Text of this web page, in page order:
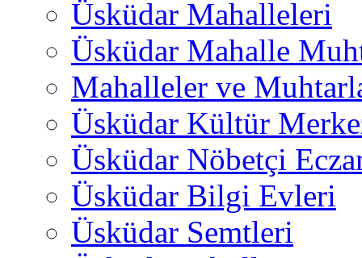
Üsküdar Mahalleleri
Üsküdar Mahalle
Mahalleler ve
Üsküdar Kültür
Üsküdar Nöbetçi
Üsküdar Bilgi Evleri
Üsküdar Semtleri